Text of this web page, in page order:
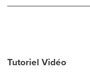
Tutoriel Vidéo